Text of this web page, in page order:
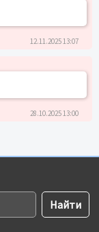
12.11.2025 13:07
28.10.2025 13:00